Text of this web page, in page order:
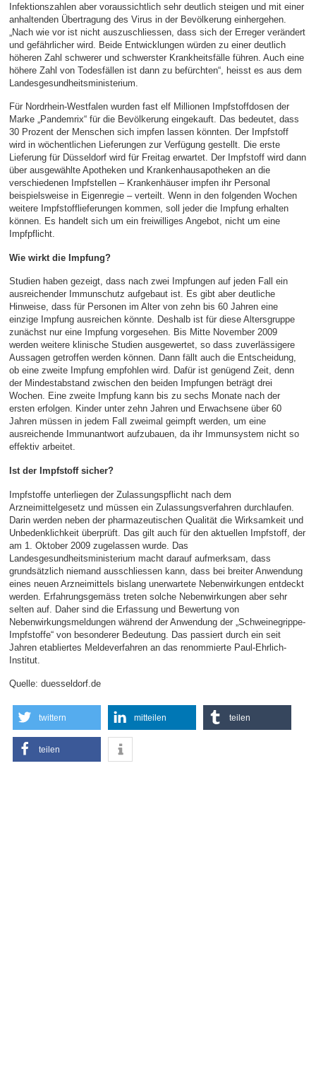
Infektionszahlen aber voraussichtlich sehr deutlich steigen und mit einer
anhaltenden Übertragung des Virus in der Bevölkerung einhergehen.
„Nach wie vor ist nicht auszuschliessen, dass sich der Erreger verändert
und gefährlicher wird. Beide Entwicklungen würden zu einer deutlich
höheren Zahl schwerer und schwerster Krankheitsfälle führen. Auch eine
höhere Zahl von Todesfällen ist dann zu befürchten“, heisst es aus dem
Landesgesundheitsministerium.
Für Nordrhein-Westfalen wurden fast elf Millionen Impfstoffdosen der
Marke „Pandemrix“ für die Bevölkerung eingekauft. Das bedeutet, dass
30 Prozent der Menschen sich impfen lassen könnten. Der Impfstoff
wird in wöchentlichen Lieferungen zur Verfügung gestellt. Die erste
Lieferung für Düsseldorf wird für Freitag erwartet. Der Impfstoff wird dann
über ausgewählte Apotheken und Krankenhausapotheken an die
verschiedenen Impfstellen – Krankenhäuser impfen ihr Personal
beispielsweise in Eigenregie – verteilt. Wenn in den folgenden Wochen
weitere Impfstofflieferungen kommen, soll jeder die Impfung erhalten
können. Es handelt sich um ein freiwilliges Angebot, nicht um eine
Impfpflicht.
Wie wirkt die Impfung?
Studien haben gezeigt, dass nach zwei Impfungen auf jeden Fall ein
ausreichender Immunschutz aufgebaut ist. Es gibt aber deutliche
Hinweise, dass für Personen im Alter von zehn bis 60 Jahren eine
einzige Impfung ausreichen könnte. Deshalb ist für diese Altersgruppe
zunächst nur eine Impfung vorgesehen. Bis Mitte November 2009
werden weitere klinische Studien ausgewertet, so dass zuverlässigere
Aussagen getroffen werden können. Dann fällt auch die Entscheidung,
ob eine zweite Impfung empfohlen wird. Dafür ist genügend Zeit, denn
der Mindestabstand zwischen den beiden Impfungen beträgt drei
Wochen. Eine zweite Impfung kann bis zu sechs Monate nach der
ersten erfolgen. Kinder unter zehn Jahren und Erwachsene über 60
Jahren müssen in jedem Fall zweimal geimpft werden, um eine
ausreichende Immunantwort aufzubauen, da ihr Immunsystem nicht so
effektiv arbeitet.
Ist der Impfstoff sicher?
Impfstoffe unterliegen der Zulassungspflicht nach dem
Arzneimittelgesetz und müssen ein Zulassungsverfahren durchlaufen.
Darin werden neben der pharmazeutischen Qualität die Wirksamkeit und
Unbedenklichkeit überprüft. Das gilt auch für den aktuellen Impfstoff, der
am 1. Oktober 2009 zugelassen wurde. Das
Landesgesundheitsministerium macht darauf aufmerksam, dass
grundsätzlich niemand ausschliessen kann, dass bei breiter Anwendung
eines neuen Arzneimittels bislang unerwartete Nebenwirkungen entdeckt
werden. Erfahrungsgemäss treten solche Nebenwirkungen aber sehr
selten auf. Daher sind die Erfassung und Bewertung von
Nebenwirkungsmeldungen während der Anwendung der „Schweinegrippe-
Impfstoffe“ von besonderer Bedeutung. Das passiert durch ein seit
Jahren etabliertes Meldeverfahren an das renommierte Paul-Ehrlich-
Institut.
Quelle: duesseldorf.de
twittern mitteilen teilen
teilen